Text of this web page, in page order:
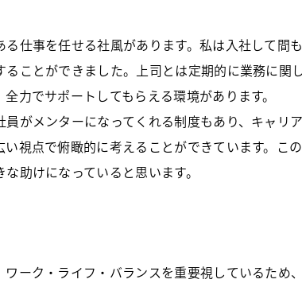
仕事を任せる社風があります。私は入社して間
ことができました。上司とは定期的に業務に関
力でサポートしてもらえる環境があります。
がメンターになってくれる制度もあり、キャリ
視点で俯瞰的に考えることができています。この
助けになっていると思います。
ーク・ライフ・バランスを重要視しているため